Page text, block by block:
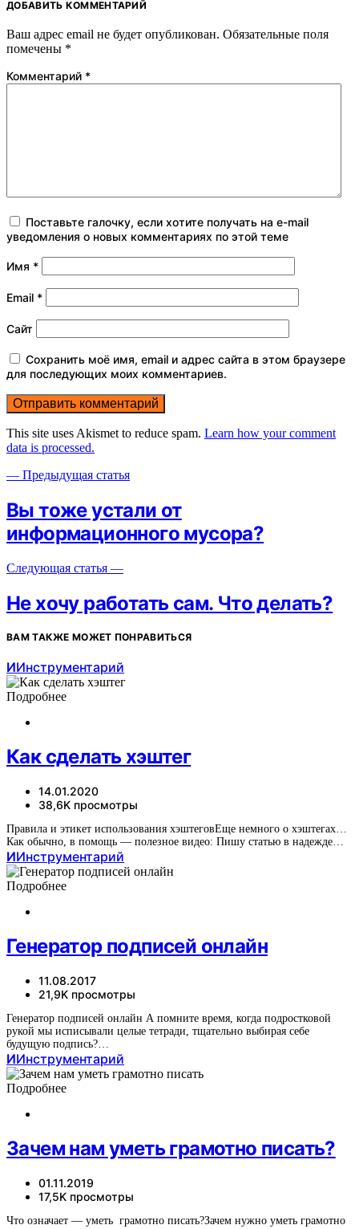
ДОБАВИТЬ КОММЕНТАРИЙ
Ваш адрес email не будет опубликован. Обязательные поля
помечены *
Комментарий *
Поставьте галочку, если хотите получать на e-mail
уведомления о новых комментариях по этой теме
Имя *
Email *
Сайт
Сохранить моё имя, email и адрес сайта в этом браузере
для последующих моих комментариев.
This site uses Akismet to reduce spam. Learn how your comment
data is processed.
— Предыдущая статья
Вы тоже устали от
информационного мусора?
Следующая статья —
Не хочу работать сам. Что делать?
ВАМ ТАКЖЕ МОЖЕТ ПОНРАВИТЬСЯ
ИИнструментарий
Подробнее
Как сделать хэштег
14.01.2020
38,6K просмотры
Правила и этикет использования хэштеговЕще немного о хэштегах…
Как обычно, в помощь — полезное видео: Пишу статью в надежде…
ИИнструментарий
Подробнее
Генератор подписей онлайн
11.08.2017
21,9K просмотры
Генератор подписей онлайн А помните время, когда подростковой
рукой мы исписывали целые тетради, тщательно выбирая себе
будущую подпись?…
ИИнструментарий
Подробнее
Зачем нам уметь грамотно писать?
01.11.2019
17,5K просмотры
Что означает — уметь грамотно писать?Зачем нужно уметь грамотно